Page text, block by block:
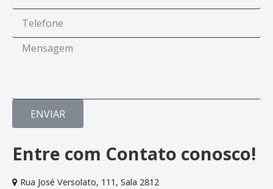
ENVIAR
Entre com Contato conosco!
Rua José Versolato, 111, Sala 2812